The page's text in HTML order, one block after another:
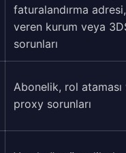
faturalandırma
veren kurum veya
sorunları
Abonelik, rol ataması
proxy sorunları